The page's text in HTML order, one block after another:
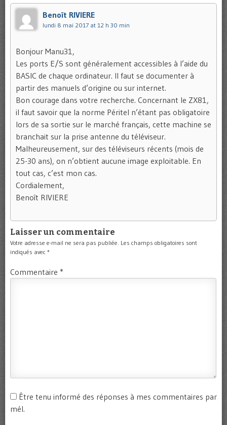
Benoît RIVIERE
lundi 8 mai 2017 at 12 h 30 min
Bonjour Manu31,
Les ports E/S sont généralement accessibles à l’aide du
BASIC de chaque ordinateur. Il faut se documenter à
partir des manuels d’origine ou sur internet.
Bon courage dans votre recherche. Concernant le ZX81,
il faut savoir que la norme Péritel n’étant pas obligatoire
lors de sa sortie sur le marché français, cette machine se
branchait sur la prise antenne du téléviseur.
Malheureusement, sur des téléviseurs récents (mois de
25-30 ans), on n’obtient aucune image exploitable. En
tout cas, c’est mon cas.
Cordialement,
Benoît RIVIERE
Laisser un commentaire
Votre adresse e-mail ne sera pas publiée. Les champs obligatoires sont
indiqués avec *
Commentaire *
Être tenu informé des réponses à mes commentaires par
mél.